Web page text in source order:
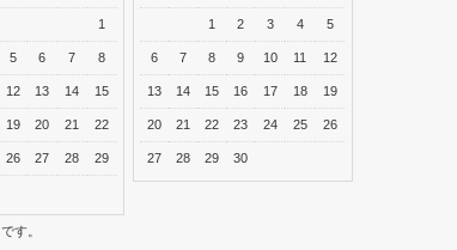
1
5 6 7 8
12 13 14 15
19 20 21 22
26 27 28 29
1 2 3 4 5
6 7 8 9 10 11 12
13 14 15 16 17 18 19
20 21 22 23 24 25 26
27 28 29 30
です。